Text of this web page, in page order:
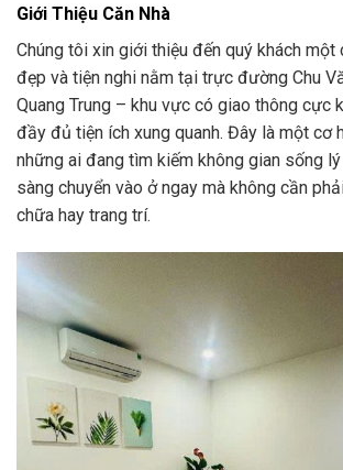
Giới Thiệu Căn Nhà
Chúng tôi xin giới thiệu đến quý khách một
đẹp và tiện nghi nằm tại trực đường Chu
Quang Trung – khu vực có giao thông cực
đầy đủ tiện ích xung quanh. Đây là một cơ
những ai đang tìm kiếm không gian sống
sàng chuyển vào ở ngay mà không cần
chữa hay trang trí.